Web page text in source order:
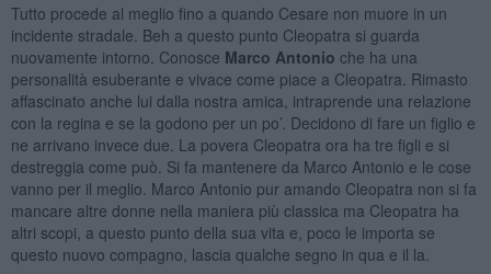
Tutto procede al meglio fino a quando Cesare non muore in un
incidente stradale. Beh a questo punto Cleopatra si guarda
nuovamente intorno. Conosce Marco Antonio che ha una
personalità esuberante e vivace come piace a Cleopatra. Rimasto
affascinato anche lui dalla nostra amica, intraprende una relazione
con la regina e se la godono per un po’. Decidono di fare un figlio e
ne arrivano invece due. La povera Cleopatra ora ha tre figli e si
destreggia come può. Si fa mantenere da Marco Antonio e le cose
vanno per il meglio. Marco Antonio pur amando Cleopatra non si fa
mancare altre donne nella maniera più classica ma Cleopatra ha
altri scopi, a questo punto della sua vita e, poco le importa se
questo nuovo compagno, lascia qualche segno in qua e il la.